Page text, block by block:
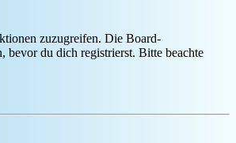
zuzugreifen. Die Board-
bevor du dich registrierst. Bitte beachte